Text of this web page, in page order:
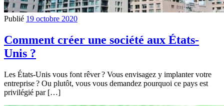
Publié 19 octobre 2020
Comment créer une société aux États-
Unis ?
Les États-Unis vous font rêver ? Vous envisagez y implanter votre
entreprise ? Ou plutôt, vous vous demandez pourquoi ce pays est
privilégié par […]